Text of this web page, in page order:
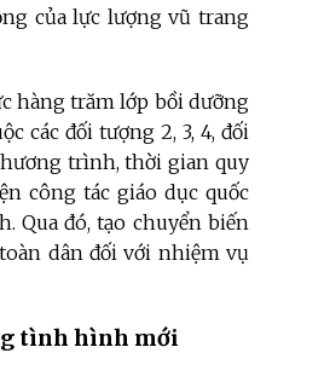
của lực lượng vũ trang
hàng trăm lớp bồi dưỡng
các đối tượng 2, 3, 4, đối
trình, thời gian quy
công tác giáo dục quốc
Qua đó, tạo chuyển biến
dân đối với nhiệm vụ
tình hình mới